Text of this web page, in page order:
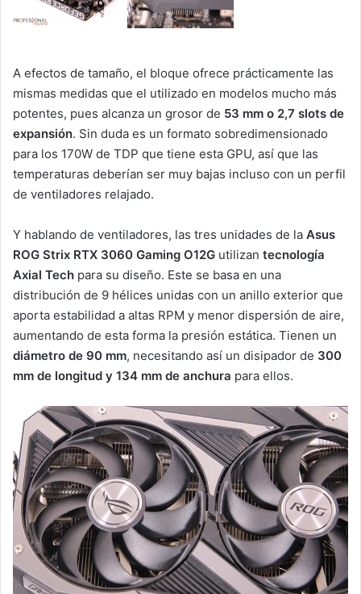
A efectos de tamaño, el bloque ofrece prácticamente las
mismas medidas que el utilizado en modelos mucho más
potentes, pues alcanza un grosor de 53 mm o 2,7 slots de
expansión. Sin duda es un formato sobredimensionado
para los 170W de TDP que tiene esta GPU, así que las
temperaturas deberían ser muy bajas incluso con un perfil
de ventiladores relajado.
Y hablando de ventiladores, las tres unidades de la Asus
ROG Strix RTX 3060 Gaming O12G utilizan tecnología
Axial Tech para su diseño. Este se basa en una
distribución de 9 hélices unidas con un anillo exterior que
aporta estabilidad a altas RPM y menor dispersión de aire,
aumentando de esta forma la presión estática. Tienen un
diámetro de 90 mm, necesitando así un disipador de 300
mm de longitud y 134 mm de anchura para ellos.